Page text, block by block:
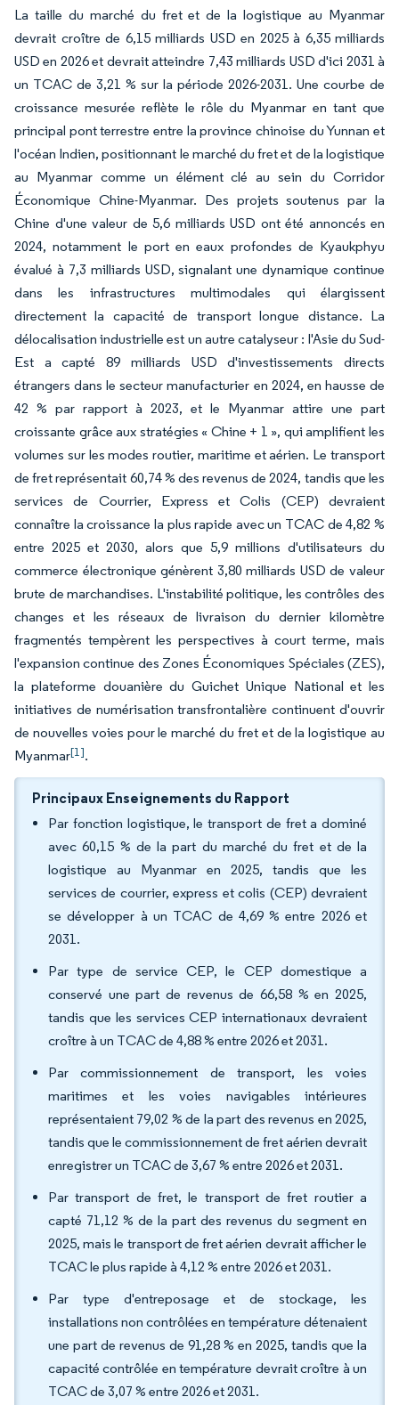
La taille du marché du fret et de la logistique au Myanmar
devrait croître de 6,15 milliards USD en 2025 à 6,35 milliards
USD en 2026 et devrait atteindre 7,43 milliards USD d'ici 2031 à
un TCAC de 3,21 % sur la période 2026-2031. Une courbe de
croissance mesurée reflète le rôle du Myanmar en tant que
principal pont terrestre entre la province chinoise du Yunnan et
l'océan Indien, positionnant le marché du fret et de la logistique
au Myanmar comme un élément clé au sein du Corridor
Économique Chine-Myanmar. Des projets soutenus par la
Chine d'une valeur de 5,6 milliards USD ont été annoncés en
2024, notamment le port en eaux profondes de Kyaukphyu
évalué à 7,3 milliards USD, signalant une dynamique continue
dans les infrastructures multimodales qui élargissent
directement la capacité de transport longue distance. La
délocalisation industrielle est un autre catalyseur : l'Asie du Sud-
Est a capté 89 milliards USD d'investissements directs
étrangers dans le secteur manufacturier en 2024, en hausse de
42 % par rapport à 2023, et le Myanmar attire une part
croissante grâce aux stratégies « Chine + 1 », qui amplifient les
volumes sur les modes routier, maritime et aérien. Le transport
de fret représentait 60,74 % des revenus de 2024, tandis que les
services de Courrier, Express et Colis (CEP) devraient
connaître la croissance la plus rapide avec un TCAC de 4,82 %
entre 2025 et 2030, alors que 5,9 millions d'utilisateurs du
commerce électronique génèrent 3,80 milliards USD de valeur
brute de marchandises. L'instabilité politique, les contrôles des
changes et les réseaux de livraison du dernier kilomètre
fragmentés tempèrent les perspectives à court terme, mais
l'expansion continue des Zones Économiques Spéciales (ZES),
la plateforme douanière du Guichet Unique National et les
initiatives de numérisation transfrontalière continuent d'ouvrir
de nouvelles voies pour le marché du fret et de la logistique au
Myanmar[1].
Principaux Enseignements du Rapport
Par fonction logistique, le transport de fret a dominé
avec 60,15 % de la part du marché du fret et de la
logistique au Myanmar en 2025, tandis que les
services de courrier, express et colis (CEP) devraient
se développer à un TCAC de 4,69 % entre 2026 et
2031.
Par type de service CEP, le CEP domestique a
conservé une part de revenus de 66,58 % en 2025,
tandis que les services CEP internationaux devraient
croître à un TCAC de 4,88 % entre 2026 et 2031.
Par commissionnement de transport, les voies
maritimes et les voies navigables intérieures
représentaient 79,02 % de la part des revenus en 2025,
tandis que le commissionnement de fret aérien devrait
enregistrer un TCAC de 3,67 % entre 2026 et 2031.
Par transport de fret, le transport de fret routier a
capté 71,12 % de la part des revenus du segment en
2025, mais le transport de fret aérien devrait afficher le
TCAC le plus rapide à 4,12 % entre 2026 et 2031.
Par type d'entreposage et de stockage, les
installations non contrôlées en température détenaient
une part de revenus de 91,28 % en 2025, tandis que la
capacité contrôlée en température devrait croître à un
TCAC de 3,07 % entre 2026 et 2031.